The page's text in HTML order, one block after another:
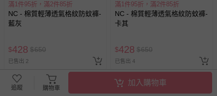
滿1件95折，滿2件85折
NC - 棉質輕薄透氣格紋防蚊褲-
藍灰
$428 $650
已售出 2
滿1件95折，滿2件85折
NC - 棉質輕薄透氣格紋防蚊褲-
卡其
$428 $650
已售出 4
追蹤 購物車
加入購物車